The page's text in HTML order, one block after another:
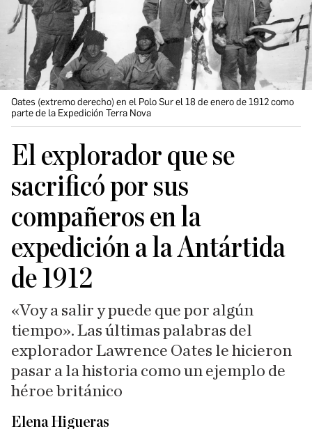
Oates (extremo derecho) en el Polo Sur el 18 de enero de 1912 como
parte de la Expedición Terra Nova
El explorador que se
sacrificó por sus
compañeros en la
expedición a la Antártida
de 1912
«Voy a salir y puede que por algún
tiempo». Las últimas palabras del
explorador Lawrence Oates le hicieron
pasar a la historia como un ejemplo de
héroe británico
Elena Higueras